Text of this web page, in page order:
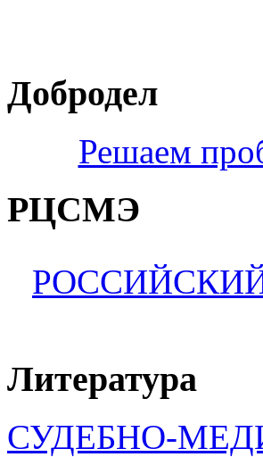
Добродел
Решаем
РЦСМЭ
Литература
СУДЕБНО-